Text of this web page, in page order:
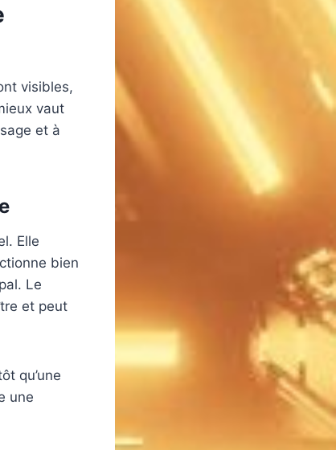
visibles,
vaut
et à
Elle
bien
Le
et peut
qu’une
une